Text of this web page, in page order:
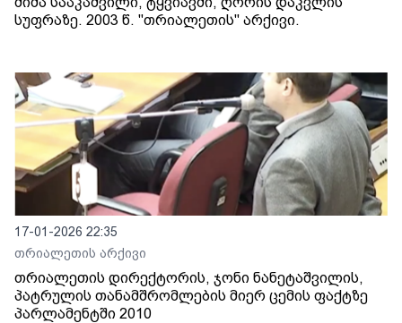
სუფრაზე. 2003 წ. "თრიალეთის" არქივი.
17-01-2026 22:35
თრიალეთის არქივი
თრიალეთის დირექტორის, ჯონი ნანეტაშვილის,
პატრულის თანამშრომლების მიერ ცემის ფაქტზე
პარლამენტში 2010